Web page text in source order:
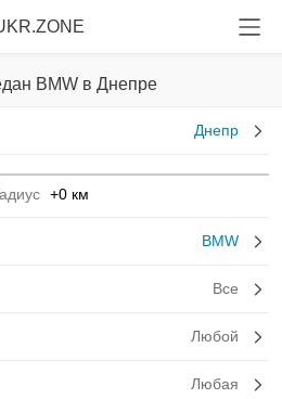
BMW в Днепре
Днепр
+0 км
BMW
Все
Любой
Любая